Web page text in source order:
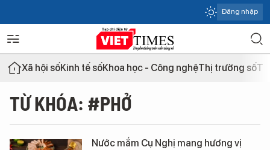
Đăng nhập
Xã hội sốKinh tế sốKhoa học - Công nghệThị trường số
TỪ KHÓA: #PHỞ
Nước mắm Cụ Nghị mang hương vị